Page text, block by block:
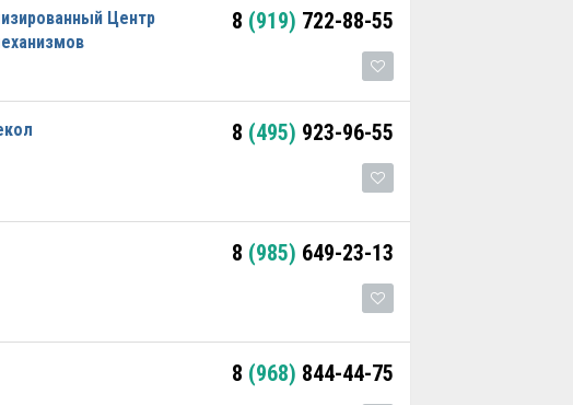
Центр
8 (919) 722-88-55
8 (495) 923-96-55
8 (985) 649-23-13
8 (968) 844-44-75